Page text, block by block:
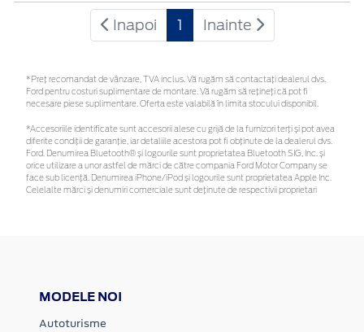
Inapoi 1 Inainte
*Preţ recomandat de vânzare, TVA inclus. Vă rugăm să contactaţi dealerul dvs.
Ford pentru costuri suplimentare de montare. Vă rugăm să rețineți că pot fi
necesare piese suplimentare. Oferta este valabilă în limita stocului disponibil.
*Accesoriile identificate sunt accesorii alese cu grijă de la furnizori terți și pot avea
diferite condiții de garanție, iar detaliile acestora pot fi obținute de la dealerul dvs.
Ford. Denumirea Bluetooth® și logourile sunt proprietatea Bluetooth SIG, Inc. și
orice utilizare a unor astfel de mărci de către compania Ford Motor Company se
face sub licență. Denumirea iPhone/iPod și logourile sunt proprietatea Apple Inc.
Celelalte mărci și denumiri comerciale sunt deținute de respectivii proprietari
MODELE NOI
Autoturisme